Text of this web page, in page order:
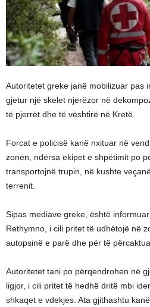
Autoritetet greke janë mobilizuar pas
gjetur një skelet njerëzor në
të pjerrët dhe të vështirë në Kretë.
Forcat e policisë kanë nxituar në
zonën, ndërsa ekipet e shpëtimit po
transportojnë trupin, në kushte
terrenit.
Sipas mediave greke, është
Rethymno, i cili pritet të udhëtojë në
autopsinë e parë dhe për të
Autoritetet tani po përqendrohen në
ligjor, i cili pritet të hedhë dritë mbi
shkaqet e vdekjes. Ata gjithashtu